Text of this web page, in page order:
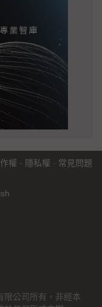
權 · 隱私權 · 常見問題
限公司所有，非經本